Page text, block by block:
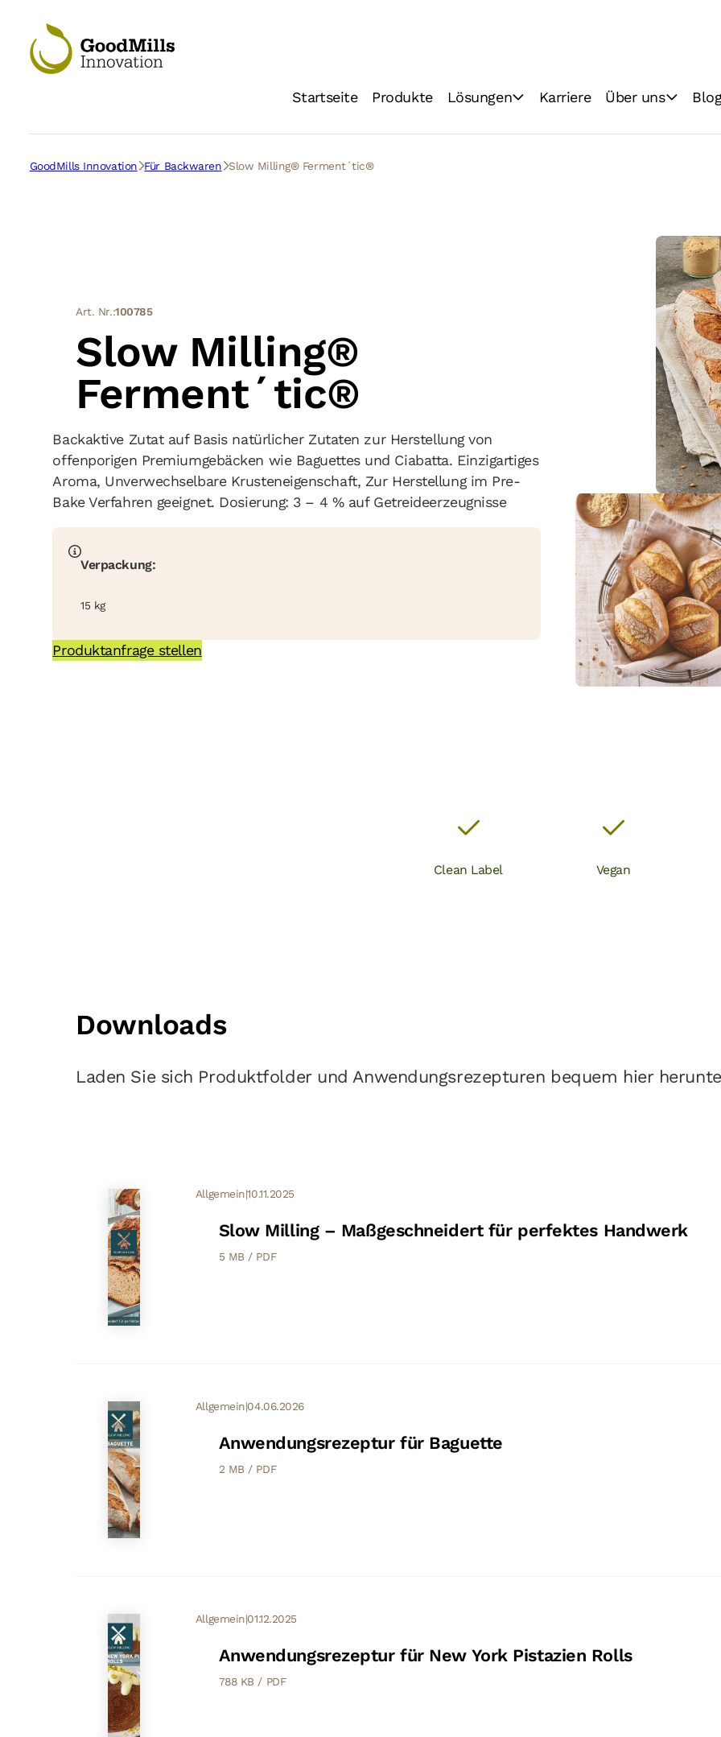
Startseite Produkte Lösungen
Backhandwerk
Karriere Über uns
Vision & Mission
GoodMills Innovation Für Backwaren Slow Milling® Ferment´tic®
Art. Nr.:100785
Slow Milling®
Ferment´tic®
Backaktive Zutat auf Basis natürlicher Zutaten zur Herstellung von
offenporigen Premiumgebäcken wie Baguettes und Ciabatta. Einzigartiges
Aroma, Unverwechselbare Krusteneigenschaft, Zur Herstellung im Pre-
Bake Verfahren geeignet. Dosierung: 3 – 4 % auf Getreideerzeugnisse
Verpackung:
15 kg
Produktanfrage stellen
Clean Label Vegan
Downloads
Laden Sie sich Produktfolder und Anwendungsrezepturen bequem hier
Allgemein|10.11.2025
Slow Milling – Maßgeschneidert für perfektes Handwerk
5 MB / PDF
Allgemein|04.06.2026
Anwendungsrezeptur für Baguette
2 MB / PDF
Allgemein|01.12.2025
Anwendungsrezeptur für New York Pistazien Rolls
788 KB / PDF